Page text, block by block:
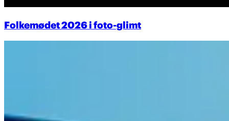
Folkemødet 2026 i foto-glimt